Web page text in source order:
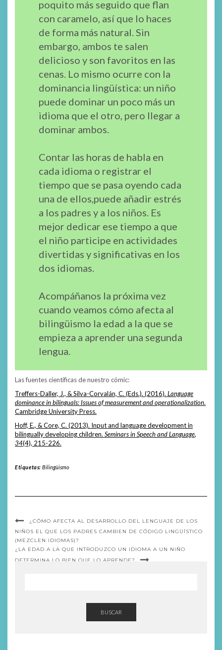
poquito más seguido que flan
con caramelo, así que lo haces
de forma más natural. Sin
embargo, ambos te salen
delicioso y son favoritos en las
cenas. Lo mismo ocurre con la
dominancia lingüística: un niño
puede dominar un poco más un
idioma que el otro, pero llegar a
dominar ambos.
Contar las horas de habla en
cada idioma o registrar el
tiempo que se pasa oyendo cada
una de ellos,puede añadir estrés
a los padres y a los niños. Es
mejor dedicar ese tiempo a que
el niño participe en actividades
divertidas y significativas en los
dos idiomas.
Acompáñanos la próxima vez
cuando veamos cómo afecta al
bilingüismo la edad a la que se
empieza a aprender una segunda
lengua.
Las fuentes científicas de nuestro cómic:
Treffers-Daller, J., & Silva-Corvalán, C. (Eds.). (2016). Language
dominance in bilinguals: Issues of measurement and operationalization.
Cambridge University Press.
Hoff, E., & Core, C. (2013). Input and language development in
bilingually developing children. Seminars in Speech and Language,
34(4), 215-226.
Etiquetas: Bilingüismo
¿CÓMO AFECTA AL DESARROLLO DEL LENGUAJE DE LOS
NIÑOS EL QUE LOS PADRES CAMBIEN DE CÓDIGO LINGÜÍSTICO
(MEZCLEN IDIOMAS)?
¿LA EDAD A LA QUE INTRODUZCO UN IDIOMA A UN NIÑO
DETERMINA LO BIEN QUE LO APRENDE?
BUSCAR